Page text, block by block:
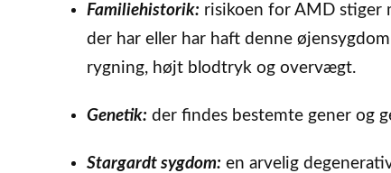
Familiehistorik: risikoen for AMD stiger
der har eller har haft denne
rygning, højt blodtryk og overvægt.
Genetik: der findes bestemte gener og
Stargardt sygdom: en arvelig